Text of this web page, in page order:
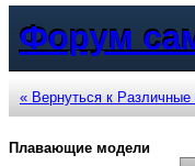
Форум
« Вернуться к
Плавающие модели